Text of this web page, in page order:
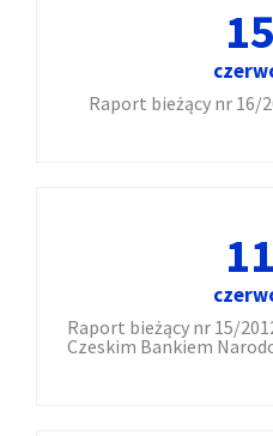
15
Raport bieżący nr 16/
11
Raport bieżący nr 15/
Czeskim Bankiem